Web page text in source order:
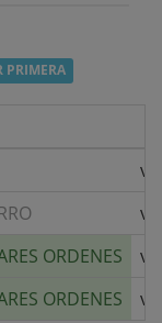
PRIMERA
v/
v/
ORDENES
v/
ORDENES v/